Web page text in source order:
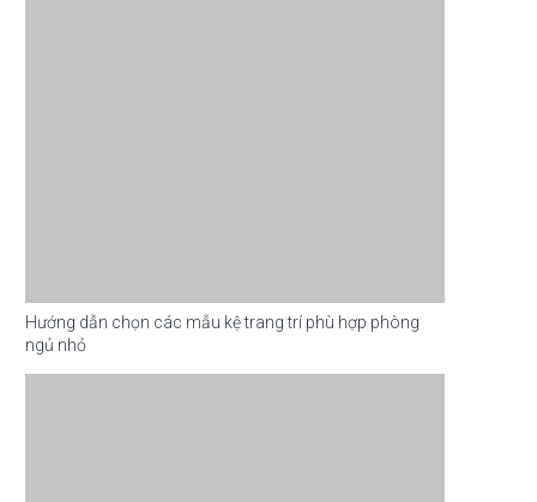
Hướng dẫn chọn các mẫu kệ trang trí phù hợp phòng
ngủ nhỏ